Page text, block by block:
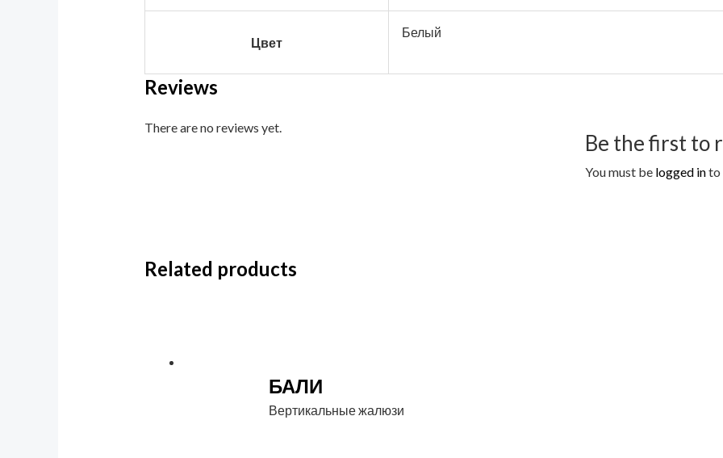
Цвет
Белый
Reviews
There are no reviews yet.
Be the first to
You must be logged into
Related products
БАЛИ
Вертикальные жалюзи